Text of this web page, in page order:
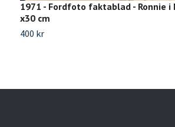
1971 - Fordfoto faktablad - Ronnie i
x30 cm
400 kr